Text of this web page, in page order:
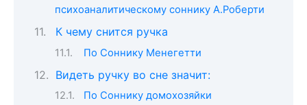
психоаналитическому соннику А.Роберти
К чему снится ручка
По Cоннику Менегетти
Видеть ручку во сне значит:
По Соннику домохозяйки